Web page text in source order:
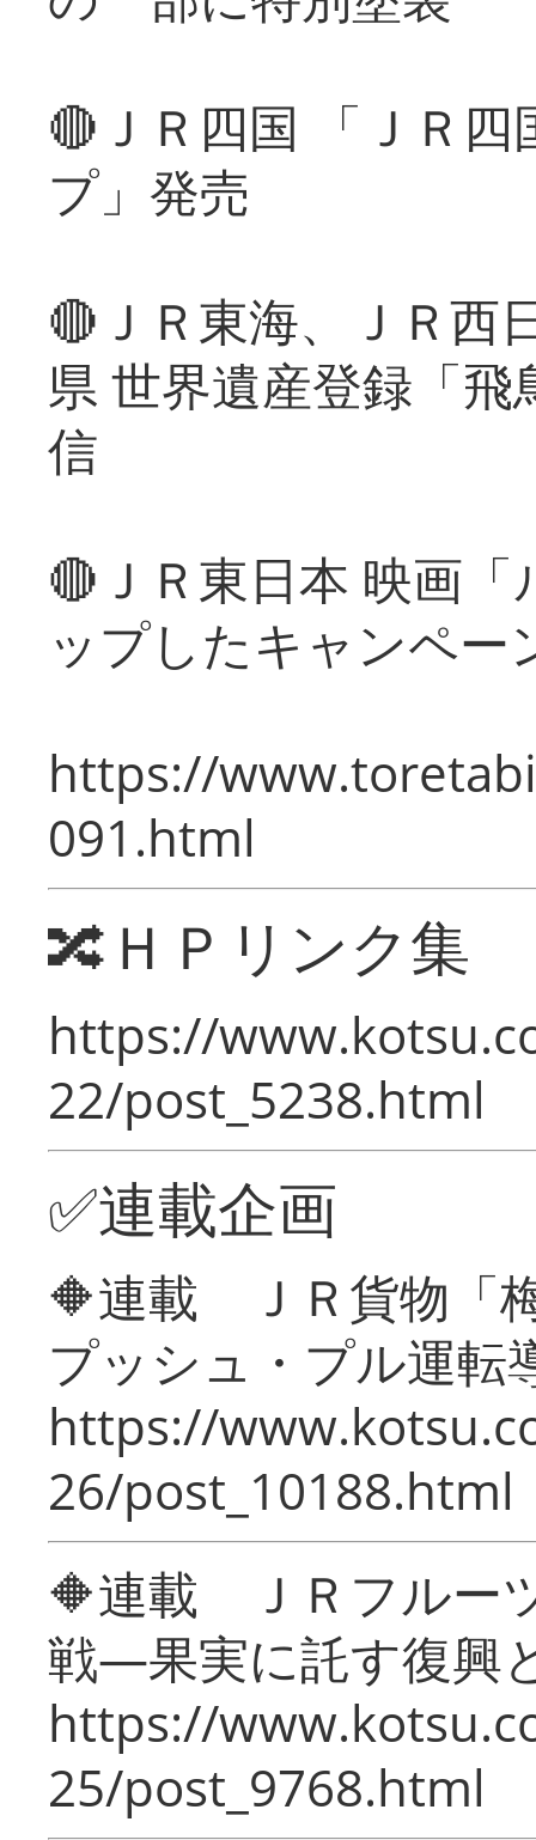
🔴ＪＲ四国 「ＪＲ
プ」発売
🔴ＪＲ東海、ＪＲ西
県 世界遺産登録「
信
🔴ＪＲ東日本 映画
ップしたキャンペー
https://
091.html
🔀ＨＰリンク集
https://
22/post_5238.html
✅連載企画
🔶連載 ＪＲ貨物「
プッシュ・プル運転
https://
26/post_10188.html
🔶連載 ＪＲフルー
戦―果実に託す復興
https://
25/post_9768.html